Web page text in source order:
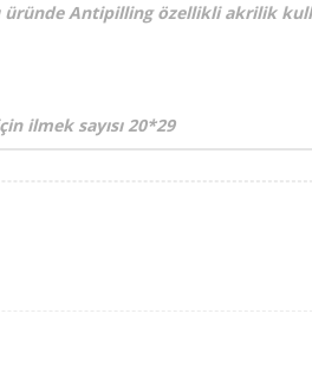
Antipilling özellikli akrilik
ilmek sayısı 20*29